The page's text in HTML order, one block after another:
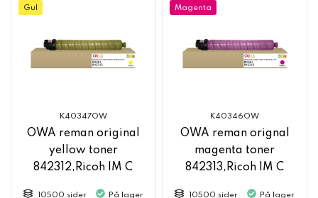
Gul
K40347OW
OWA reman original
yellow toner
842312,Ricoh IM C
10500 sider På lager
Magenta
K40346OW
OWA reman orignal
magenta toner
842313,Ricoh IM C
10500 sider På lager